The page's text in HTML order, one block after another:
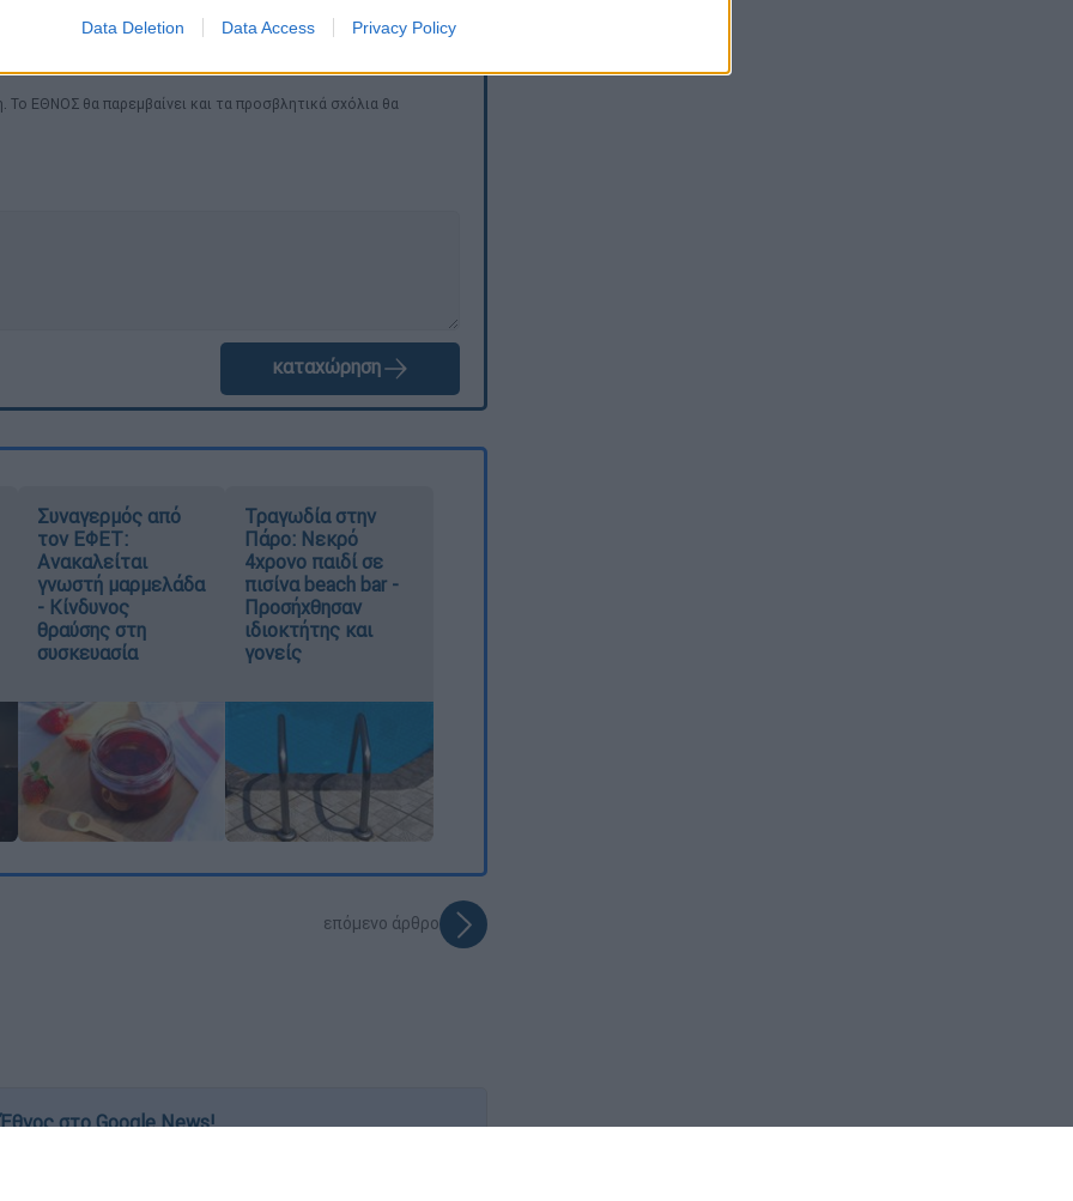
Data Deletion Data Access Privacy Policy
ΕΘΝΟΣ θα παρεμβαίνει και τα προσβλητικά σχόλια θα
καταχώρηση
Συναγερμός από
τον ΕΦΕΤ:
Ανακαλείται
γνωστή μαρμελάδα
- Κίνδυνος
θραύσης στη
συσκευασία
Τραγωδία στην
Πάρο: Νεκρό
4χρονο παιδί σε
πισίνα beach bar -
Προσήχθησαν
ιδιοκτήτης και
γονείς
επόμενο άρθρο
στο Google News!